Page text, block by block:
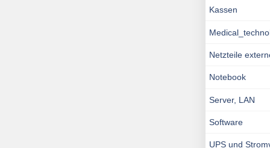
Kassen
Netzteile
Notebook
Server, LAN
Software
UPS und